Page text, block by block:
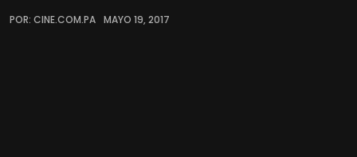
POR: CINE.COM.PA MAYO 19, 2017